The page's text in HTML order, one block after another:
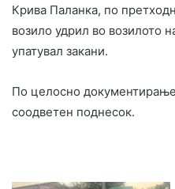
Крива Паланка, по
возило удрил во возилото
упатувал закани.
По целосно документирање
соодветен поднесок.